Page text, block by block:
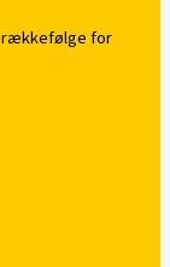
rækkefølge for